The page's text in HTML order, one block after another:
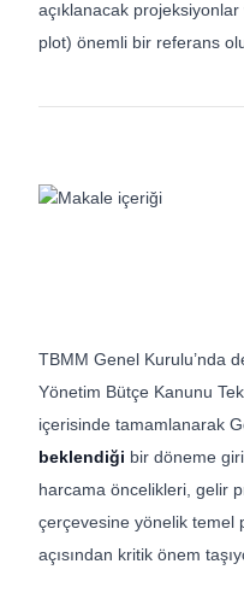
açıklanacak
plot) önemli bir referans
TBMM Genel Kurulu’nda
Yönetim Bütçe Kanunu
içerisinde tamamlanarak
beklendiği bir döneme
harcama öncelikleri, gelir
çerçevesine yönelik temel
açısından kritik önem